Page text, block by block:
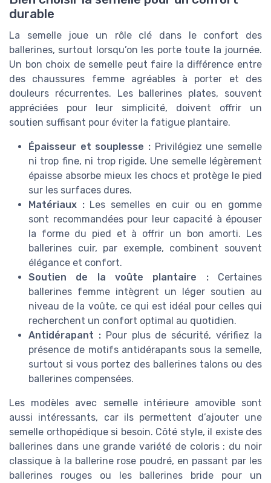
durable
La semelle joue un rôle clé dans le confort des
ballerines, surtout lorsqu’on les porte toute la journée.
Un bon choix de semelle peut faire la différence entre
des chaussures femme agréables à porter et des
douleurs récurrentes. Les ballerines plates, souvent
appréciées pour leur simplicité, doivent offrir un
soutien suffisant pour éviter la fatigue plantaire.
Épaisseur et souplesse : Privilégiez une semelle
ni trop fine, ni trop rigide. Une semelle légèrement
épaisse absorbe mieux les chocs et protège le pied
sur les surfaces dures.
Matériaux :Les semelles en cuir ou en gomme
sont recommandées pour leur capacité à épouser
la forme du pied et à offrir un bon amorti. Les
ballerines cuir, par exemple, combinent souvent
élégance et confort.
Soutien de la voûte plantaire :Certaines
ballerines femme intègrent un léger soutien au
niveau de la voûte, ce qui est idéal pour celles qui
recherchent un confort optimal au quotidien.
Antidérapant :Pour plus de sécurité, vérifiez la
présence de motifs antidérapants sous la semelle,
surtout si vous portez des ballerines talons ou des
ballerines compensées.
Les modèles avec semelle intérieure amovible sont
aussi intéressants, car ils permettent d’ajouter une
semelle orthopédique si besoin. Côté style, il existe des
ballerines dans une grande variété de coloris : du noir
classique à la ballerine rose poudré, en passant par les
ballerines rouges ou les ballerines bride pour un